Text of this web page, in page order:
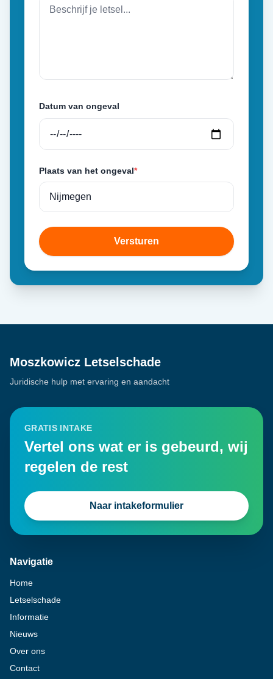
Datum van ongeval
Plaats van het ongeval*
Versturen
Moszkowicz Letselschade
Juridische hulp met ervaring en aandacht
GRATIS INTAKE
Vertel ons wat er is gebeurd, wij
regelen de rest
Naar intakeformulier
Navigatie
Home
Letselschade
Informatie
Nieuws
Over ons
Contact